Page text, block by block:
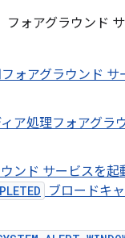
フォアグラウンド
ォアグラウンド サ
ア処理フォアグラ
ンド サービスを起
ブロードキ